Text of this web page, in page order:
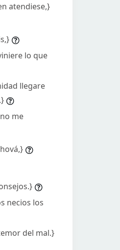
atendiese,}
lo que
llegare
me
necios los
del mal.}